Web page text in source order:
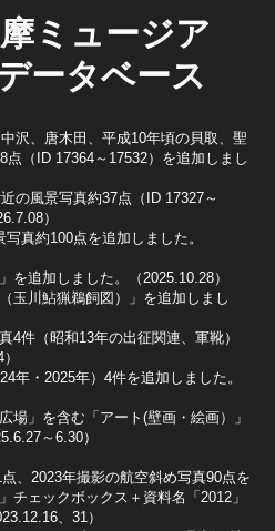
ミュージア
ータベース
沢、唐木田、平成10年頃の貝取、聖
（ID 17364～17532）を追加しまし
の風景写真約37点（ID 17327～
）
真約100点を追加しました。
を追加しました。（2025.10.28）
玉川鮎猟鵜飼図）」を追加しまし
4件（昭和13年の出征関連、軍靴）
年・2025年）4件を追加しました。
場」を含む「アート(壁画・絵画）」
～6.30）
、2023年撮影の航空斜め写真90点を
チェックボックス＋資料名「2012」
、31）